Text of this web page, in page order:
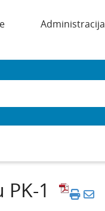
Administracija
1